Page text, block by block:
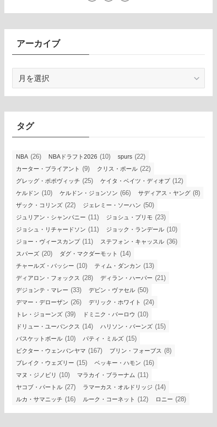
アーカイブ
カ
タグ
NBA (26) NBAドラフト2026 (10) spurs (22)
カーター・ブライアント (9) クリス・ポール (22)
グレッグ・ポポヴィッチ (25) ケイタ・ベイツ・ディオプ(12)
ケルドン (10) ケルドン・ジョンソン (66) サディアス・ヤング (8)
ザック・コリンズ (22) ジェレミー・ソーハン (50)
ジュリアン・シャンパニー (11) ジョシュ・プリモ (23)
ジョシュ・リチャードソン (11) ジョック・ランデール (10)
ジョー・ヴィースカンプ(11) ステフォン・キャッスル (36)
スパーズ (20) ダグ・マクダーモット (14)
チャールズ・バッシー (10) ティム・ダンカン (13)
ディアロン・フォックス (28) ディラン・ハーパー (21)
デジョンテ・マレー (33) デビン・ヴァセル (50)
デマー・デローザン (26) デリック・ホワイト (24)
トレ・ジョーンズ (39) ドミニク・バーロウ (10)
ドリュー・ユーバンクス (14) ハリソン・バーンズ (15)
バスケットボール (10) パティ・ミルズ (15)
ビクター・ウェンバンヤマ (167) ブリン・フォーブス (8)
ブレイク・ウェズリー (15) ベッキー・ハモン (16)
マヌ・ジノビリ (10) マラカイ・ブラーナム (11)
ヤコブ・パートル (27) ラマーカス・オルドリッジ (14)
ルカ・サマニッチ (16) ルーク・コーネット (12) ロニー (28)